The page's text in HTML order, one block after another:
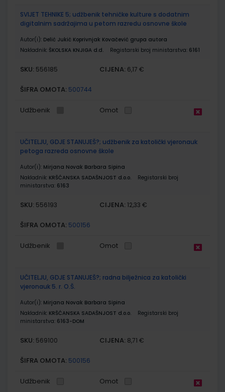
SVIJET TEHNIKE 5; udžbenik tehničke kulture s dodatnim
digitalnim sadržajima u petom razredu osnovne škole
Autor(i): Delić Jukić Koprivnjak Kovačević grupa autora
Nakladnik: ŠKOLSKA KNJIGA d.d. Registarski broj ministarstva: 6161
SKU: 556185 CIJENA: 6,17 €
ŠIFRA OMOTA: 500744
Udžbenik Omot
UČITELJU, GDJE STANUJEŠ?; udžbenik za katolički vjeronauk
petoga razreda osnovne škole
Autor(i): Mirjana Novak Barbara Sipina
Nakladnik: KRŠĆANSKA SADAŠNJOST d.o.o.
Registarski broj
ministarstva: 6163
SKU: 556193 CIJENA: 12,33 €
ŠIFRA OMOTA: 500156
Udžbenik Omot
UČITELJU, GDJE STANUJEŠ?; radna bilježnica za katolički
vjeronauk 5. r. O.Š.
Autor(i): Mirjana Novak Barbara Sipina
Nakladnik: KRŠĆANSKA SADAŠNJOST d.o.o.
Registarski broj
ministarstva: 6163-DOM
SKU: 569100 CIJENA: 8,71 €
ŠIFRA OMOTA: 500156
Udžbenik Omot